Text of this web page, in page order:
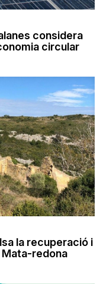
considera
circular
la recuperació i
redona